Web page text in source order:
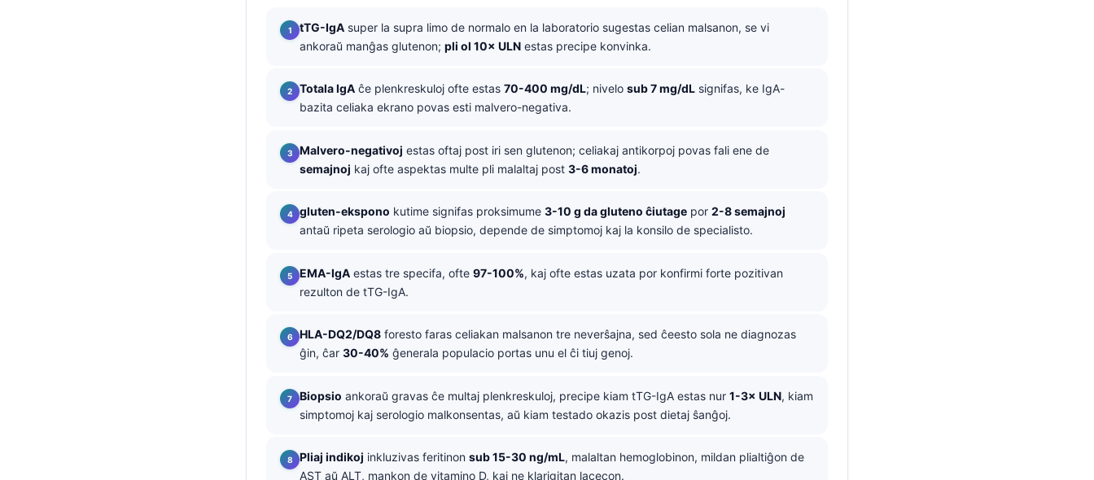
tTG-IgA super la supra limo de normalo en la laboratorio sugestas celian malsanon, se vi
ankoraŭ manĝas glutenon; pli ol 10× ULN estas precipe konvinka.
Totala IgA ĉe plenkreskuloj ofte estas 70-400 mg/dL; nivelo sub 7 mg/dL signifas, ke IgA-
bazita celiaka ekrano povas esti malvero-negativa.
Malvero-negativoj estas oftaj post iri sen glutenon; celiakaj antikorpoj povas fali ene de
semajnoj kaj ofte aspektas multe pli malaltaj post 3-6 monatoj.
gluten-ekspono kutime signifas proksimume 3-10 g da gluteno ĉiutage por 2-8 semajnoj
antaŭ ripeta serologio aŭ biopsio, depende de simptomoj kaj la konsilo de specialisto.
EMA-IgA estas tre specifa, ofte 97-100%, kaj ofte estas uzata por konfirmi forte pozitivan
rezulton de tTG-IgA.
HLA-DQ2/DQ8 foresto faras celiakan malsanon tre neverŝajna, sed ĉeesto sola ne diagnozas
ĝin, ĉar 30-40% ĝenerala populacio portas unu el ĉi tiuj genoj.
Biopsio ankoraŭ gravas ĉe multaj plenkreskuloj, precipe kiam tTG-IgA estas nur 1-3× ULN, kiam
simptomoj kaj serologio malkonsentas, aŭ kiam testado okazis post dietaj ŝanĝoj.
Pliaj indikoj inkluzivas feritinon sub 15-30 ng/mL, malaltan hemoglobinon, mildan plialtiĝon de
AST aŭ ALT, mankon de vitamino D, kaj ne klarigitan lacecon.